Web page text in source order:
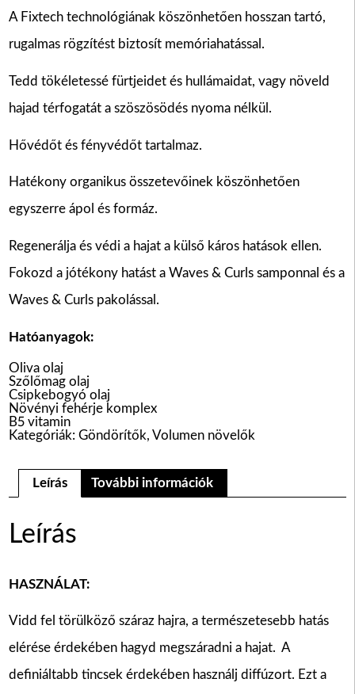
A Fixtech technológiának köszönhetően hosszan tartó,
rugalmas rögzítést biztosít memóriahatással.
Tedd tökéletessé fürtjeidet és hullámaidat, vagy növeld
hajad térfogatát a szöszösödés nyoma nélkül.
Hővédőt és fényvédőt tartalmaz.
Hatékony organikus összetevőinek köszönhetően
egyszerre ápol és formáz.
Regenerálja és védi a hajat a külső káros hatások ellen.
Fokozd a jótékony hatást a Waves & Curls samponnal és a
Waves & Curls pakolással.
Hatóanyagok:
Oliva olaj
Szőlőmag olaj
Csipkebogyó olaj
Növényi fehérje komplex
B5 vitamin
Kategóriák: Göndörítők, Volumen növelők
Leírás További információk
Leírás
HASZNÁLAT:
Vidd fel törülköző száraz hajra, a természetesebb hatás
elérése érdekében hagyd megszáradni a hajat. A
definiáltabb tincsek érdekében használj diffúzort. Ezt a